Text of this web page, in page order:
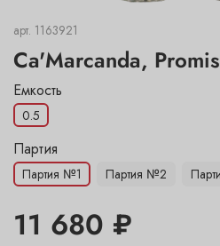
арт. 1163921
Ca'Marcanda, Promis
Емкость
0.5
11 680 ₽